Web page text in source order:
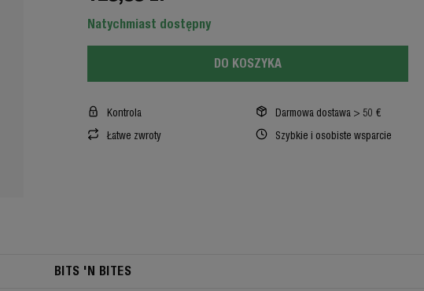
Natychmiast dostępny
DO KOSZYKA
Kontrola
Darmowa dostawa > 50 €
Łatwe zwroty
Szybkie i osobiste wsparcie
BITS 'N BITES